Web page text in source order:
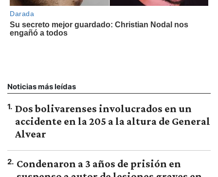
Noticias más leídas
1. Dos bolivarenses involucrados en un
accidente en la 205 a la altura de General
Alvear
2. Condenaron a 3 años de prisión en